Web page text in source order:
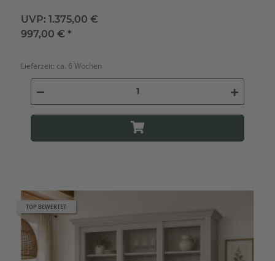
UVP: 1.375,00 €
997,00 €*
Lieferzeit: ca. 6 Wochen
TOP BEWERTET